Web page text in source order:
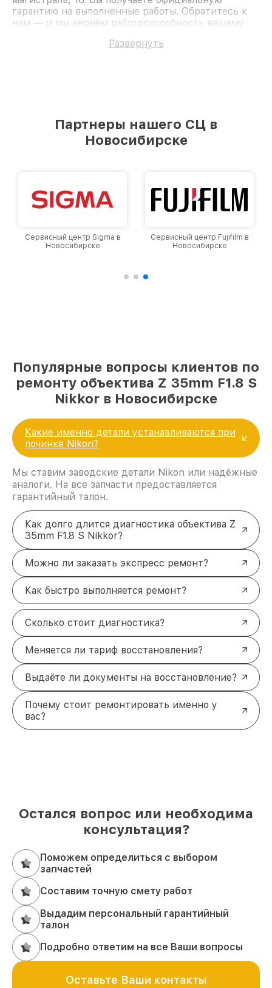
гарантию на выполненные работы. Обратитесь к
нам — и мы вернём работоспособность вашему
Развернуть
Партнеры нашего СЦ в
Новосибирске
Сервисный центр Sigma в
Новосибирске
Сервисный центр Fujifilm в
Новосибирске
Популярные вопросы клиентов по
ремонту объектива Z 35mm F1.8 S
Nikkor в Новосибирске
Какие именно детали устанавливаются при
починке Nikon?
Мы ставим заводские детали Nikon или надёжные
аналоги. На все запчасти предоставляется
гарантийный талон.
Как долго длится диагностика объектива Z
35mm F1.8 S Nikkor?
Можно ли заказать экспресс ремонт?
Как быстро выполняется ремонт?
Сколько стоит диагностика?
Меняется ли тариф восстановления?
Выдаёте ли документы на восстановление?
Почему стоит ремонтировать именно у
вас?
Остался вопрос или необходима
консультация?
Поможем определиться с выбором
запчастей
Составим точную смету работ
Выдадим персональный гарантийный
талон
Подробно ответим на все Ваши вопросы
Оставьте Ваши контакты